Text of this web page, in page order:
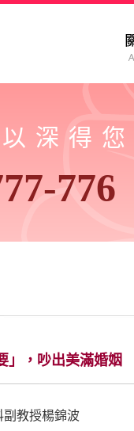
深得您
776
」，吵出美滿婚姻
副教授楊錦波